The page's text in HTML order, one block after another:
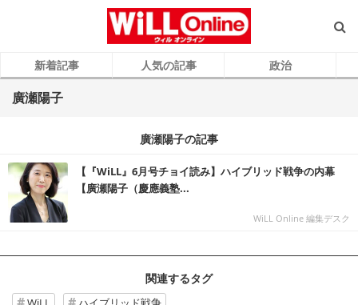
新着記事 人気の記事 政治
廣瀬陽子
廣瀬陽子の記事
【『WiLL』6月号チョイ読み】ハイブリッド戦争の内幕
【廣瀬陽子（慶應義塾...
WiLL Online 編集デスク
関連するタグ